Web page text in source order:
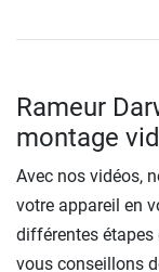
Rameur
montage
Avec nos vidéos,
votre appareil en
différentes étapes
vous conseillons